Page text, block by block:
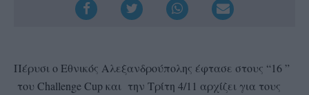
Πέρυσι ο Εθνικός Αλεξανδρούπολης έφτασε στους “16 ”
του Challenge Cup και την Τρίτη 4/11 αρχίζει για τους